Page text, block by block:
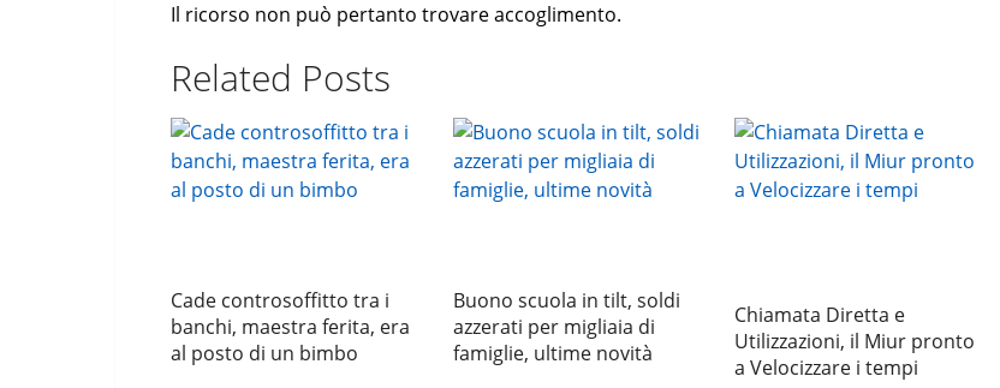
Il ricorso non può pertanto trovare accoglimento.
Related Posts
Cade controsoffitto tra i
banchi, maestra ferita, era
al posto di un bimbo
Buono scuola in tilt, soldi
azzerati per migliaia di
famiglie, ultime novità
Chiamata Diretta e
Utilizzazioni, il Miur pronto
a Velocizzare i tempi